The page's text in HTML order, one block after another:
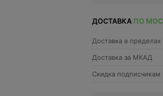
ДОСТАВКА ПО
Доставка в
Доставка за МКАД
Скидка подписчикам